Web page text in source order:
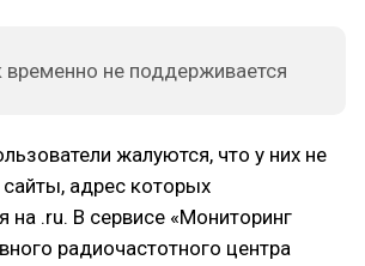
временно не поддерживается
жалуются, что у них не
адрес которых
на .ru. В сервисе «Мониторинг
радиочастотного центра